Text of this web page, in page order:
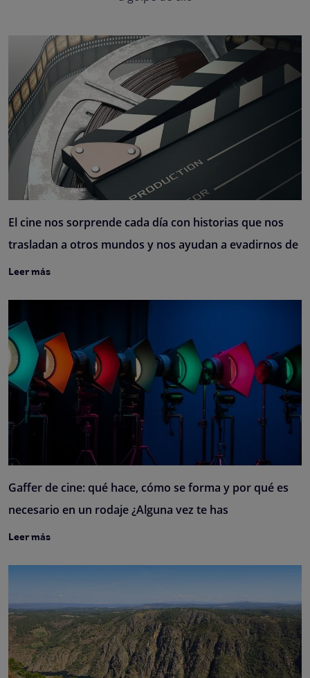
El cine nos sorprende cada día con historias que nos
trasladan a otros mundos y nos ayudan a evadirnos de
Leer más
Gaffer de cine: qué hace, cómo se forma y por qué es
necesario en un rodaje ¿Alguna vez te has
Leer más